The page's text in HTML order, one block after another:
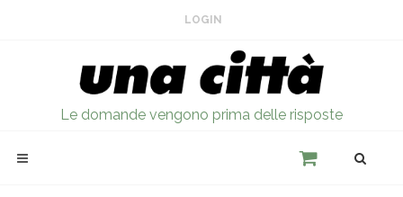
LOGIN
Le domande vengono prima delle risposte